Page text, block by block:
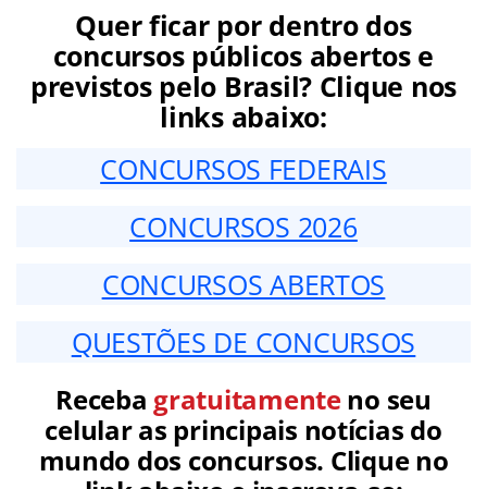
Quer ficar por dentro dos
concursos públicos abertos e
previstos pelo Brasil? Clique nos
links abaixo:
CONCURSOS FEDERAIS
CONCURSOS 2026
CONCURSOS ABERTOS
QUESTÕES DE CONCURSOS
Receba gratuitamenteno seu
celular as principais notícias do
mundo dos concursos. Clique no